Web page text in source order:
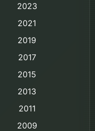
2023
2021
2019
2017
2015
2013
2011
2009